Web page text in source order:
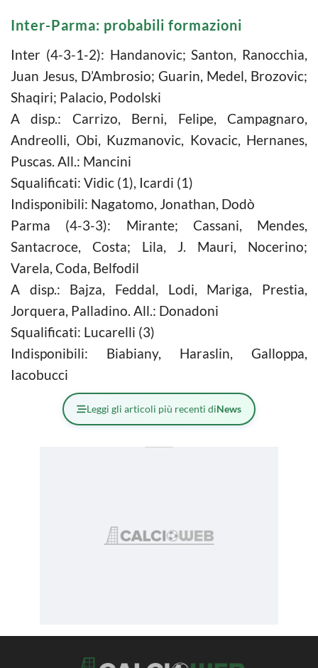
Inter-Parma: probabili formazioni
Inter (4-3-1-2): Handanovic; Santon, Ranocchia,
Juan Jesus, D’Ambrosio; Guarin, Medel, Brozovic;
Shaqiri; Palacio, Podolski
A disp.: Carrizo, Berni, Felipe, Campagnaro,
Andreolli, Obi, Kuzmanovic, Kovacic, Hernanes,
Puscas. All.: Mancini
Squalificati: Vidic (1), Icardi (1)
Indisponibili: Nagatomo, Jonathan, Dodò
Parma (4-3-3): Mirante; Cassani, Mendes,
Santacroce, Costa; Lila, J. Mauri, Nocerino;
Varela, Coda, Belfodil
A disp.: Bajza, Feddal, Lodi, Mariga, Prestia,
Jorquera, Palladino. All.: Donadoni
Squalificati: Lucarelli (3)
Indisponibili: Biabiany, Haraslin, Galloppa,
Iacobucci
Leggi gli articoli più recenti diNews